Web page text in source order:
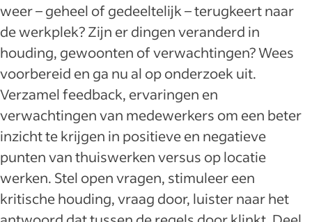
weer – geheel of gedeeltelijk – terugkeert naar
de werkplek? Zijn er dingen veranderd in
houding, gewoonten of verwachtingen? Wees
voorbereid en ga nu al op onderzoek uit.
Verzamel feedback, ervaringen en
verwachtingen van medewerkers om een beter
inzicht te krijgen in positieve en negatieve
punten van thuiswerken versus op locatie
werken. Stel open vragen, stimuleer een
kritische houding, vraag door, luister naar het